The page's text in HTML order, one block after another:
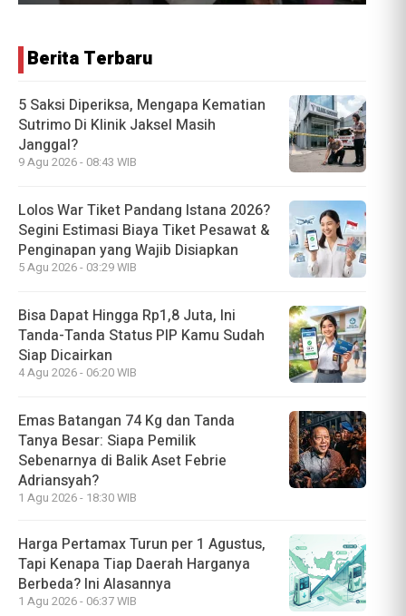
Berita Terbaru
5 Saksi Diperiksa, Mengapa Kematian
Sutrimo Di Klinik Jaksel Masih
Janggal?
9 Agu 2026 - 08:43 WIB
Lolos War Tiket Pandang Istana 2026?
Segini Estimasi Biaya Tiket Pesawat &
Penginapan yang Wajib Disiapkan
5 Agu 2026 - 03:29 WIB
Bisa Dapat Hingga Rp1,8 Juta, Ini
Tanda-Tanda Status PIP Kamu Sudah
Siap Dicairkan
4 Agu 2026 - 06:20 WIB
Emas Batangan 74 Kg dan Tanda
Tanya Besar: Siapa Pemilik
Sebenarnya di Balik Aset Febrie
Adriansyah?
1 Agu 2026 - 18:30 WIB
Harga Pertamax Turun per 1 Agustus,
Tapi Kenapa Tiap Daerah Harganya
Berbeda? Ini Alasannya
1 Agu 2026 - 06:37 WIB